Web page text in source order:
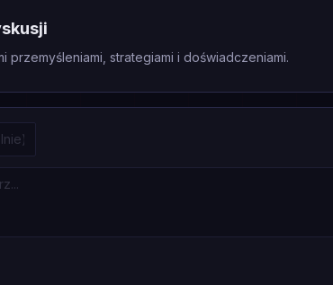
przemyśleniami, strategiami i doświadczeniami.